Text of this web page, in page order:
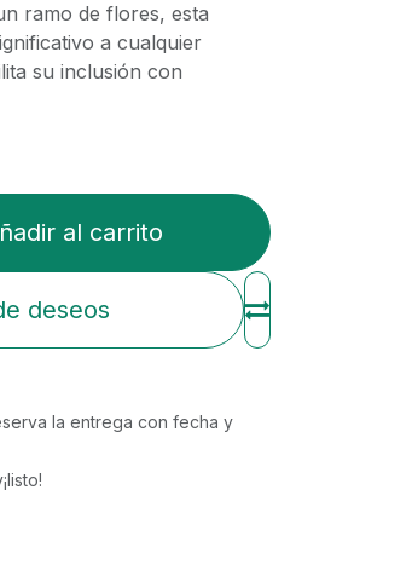
ramo de flores, esta
a cualquier
su inclusión con
al carrito
deseos
la entrega con fecha y